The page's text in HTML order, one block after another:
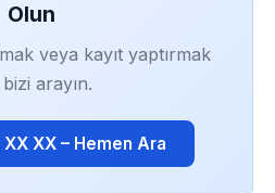
Olun
veya kayıt yaptırmak
arayın.
XX – Hemen Ara